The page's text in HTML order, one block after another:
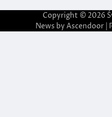
Copyright © 2026
News by Ascendoor|